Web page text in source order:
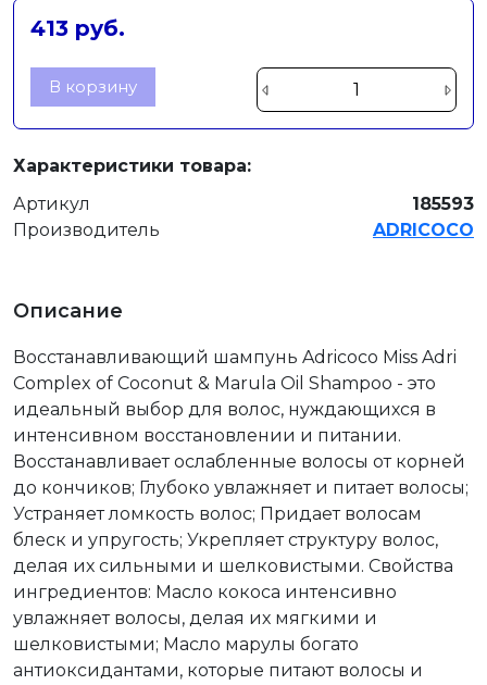
413 руб.
В корзину
Характеристики товара:
Артикул
185593
Производитель
ADRICOCO
Описание
Восстанавливающий шампунь Adricoco Miss Adri
Complex of Coconut & Marula Oil Shampoo - это
идеальный выбор для волос, нуждающихся в
интенсивном восстановлении и питании.
Восстанавливает ослабленные волосы от корней
до кончиков; Глубоко увлажняет и питает волосы;
Устраняет ломкость волос; Придает волосам
блеск и упругость; Укрепляет структуру волос,
делая их сильными и шелковистыми. Свойства
ингредиентов: Масло кокоса интенсивно
увлажняет волосы, делая их мягкими и
шелковистыми; Масло марулы богато
антиоксидантами, которые питают волосы и